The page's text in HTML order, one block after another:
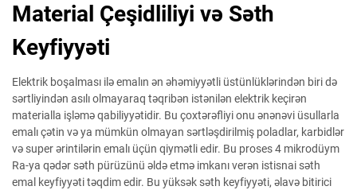
Material Çeşidliliyi və Səth
Keyfiyyəti
Elektrik boşalması ilə emalın ən əhəmiyyətli üstünlüklərindən biri də
sərtliyindən asılı olmayaraq təqribən istənilən elektrik keçirən
materialla işləmə qabiliyyətidir. Bu çoxtərəfliyi onu ənənəvi üsullarla
emalı çətin və ya mümkün olmayan sərtləşdirilmiş poladlar, karbidlər
və super ərintilərin emalı üçün qiymətli edir. Bu proses 4 mikrodüym
Ra-ya qədər səth pürüzünü əldə etmə imkanı verən istisnai səth
emal keyfiyyəti təqdim edir. Bu yüksək səth keyfiyyəti, əlavə bitirici